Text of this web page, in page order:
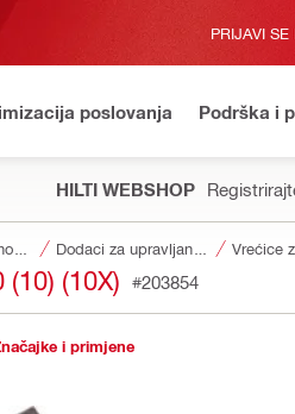
PRIJAVI SE
poslovanja Podrška i
HILTI WEBSHOP
Vrećice
(10X) #203854
i primjene